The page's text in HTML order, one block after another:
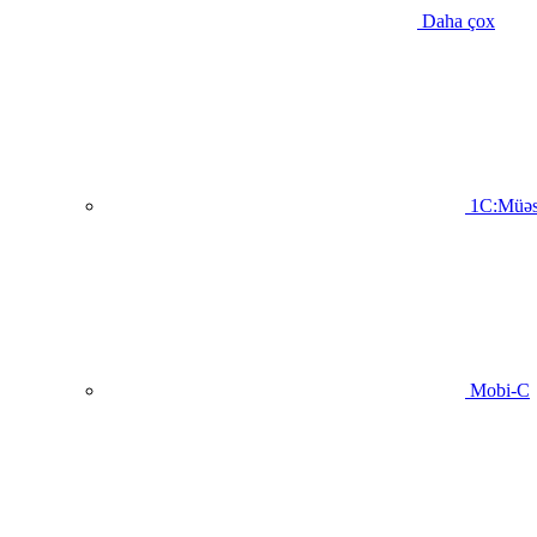
Daha çox
Mobi-C